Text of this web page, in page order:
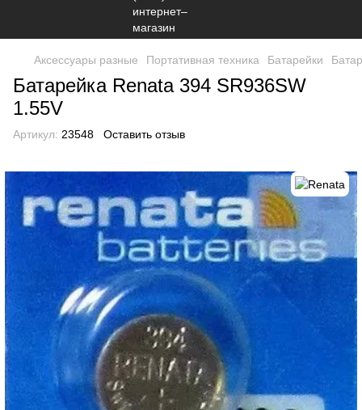
Аксессуары разные Портативная техника Батарейки
Батарейка Renata 394 SR936SW
1.55V
Артикул: 23548 Оставить отзыв